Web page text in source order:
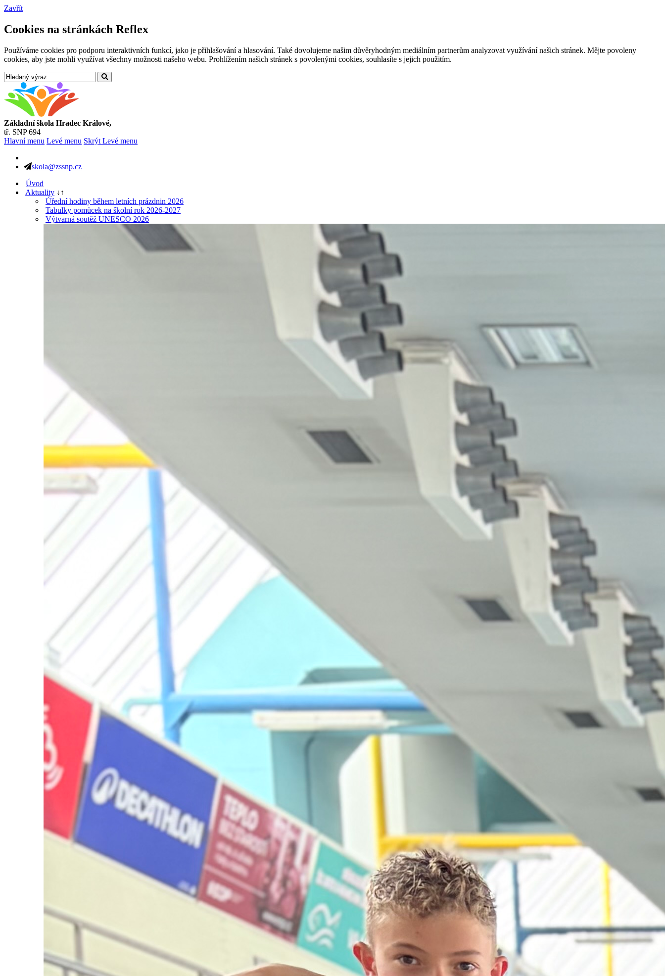
Zavřít
Cookies na stránkách Reflex
Používáme cookies pro podporu interaktivních funkcí, jako je přihlašování a hlasování. Také dovolujeme našim důvěryhodným mediálním partnerům analyzovat využívání našich stránek. Mějte povoleny
cookies, aby jste mohli využívat všechny možnosti našeho webu. Prohlížením našich stránek s povolenými cookies, souhlasíte s jejich použitím.
Základní škola Hradec Králové,
tř. SNP 694
Hlavní menu Levé menu Skrýt Levé menu
skola@zssnp.cz
Úvod
Aktuality ↓ ↑
Úřední hodiny během letních prázdnin 2026
Tabulky pomůcek na školní rok 2026-2027
Výtvarná soutěž UNESCO 2026